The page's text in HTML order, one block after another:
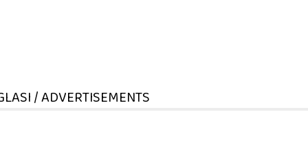
/ ADVERTISEMENTS